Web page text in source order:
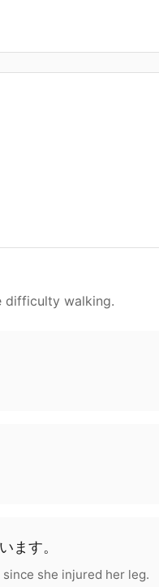
difficulty walking.
ます。
she injured her leg.